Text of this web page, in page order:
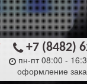
+7 (8482)
пн-пт 08:00 -
оформление